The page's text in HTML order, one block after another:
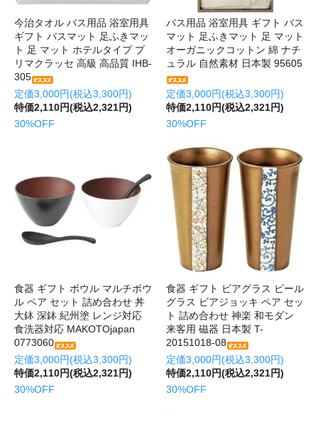
今治タオル バス用品 浴室用具
ギフト バスマット 足ふきマッ
ト 足 マット ホテルタイプ プ
リマクラッセ 高級 高品質 IHB-
305
定価3,000円(税込3,300円)
特価2,110円(税込2,321円)
30%OFF
バス用品 浴室用具 ギフト バス
マット 足ふきマット 足 マット
オーガニックコットン 綿 ナチ
ュラル 自然素材 日本製 95605
定価3,000円(税込3,300円)
特価2,110円(税込2,321円)
30%OFF
食器 ギフト ボウル マルチボウ
ル ペア セット 詰め合わせ 丼
大鉢 深鉢 紀州塗 レンジ対応
食洗器対応 MAKOTOjapan
0773060
定価3,000円(税込3,300円)
特価2,110円(税込2,321円)
30%OFF
食器 ギフト ビアグラス ビール
グラス ビアジョッキ ペア セッ
ト 詰め合わせ 神楽 和モダン
来客用 磁器 日本製 T-
20151018-08
定価3,000円(税込3,300円)
特価2,110円(税込2,321円)
30%OFF